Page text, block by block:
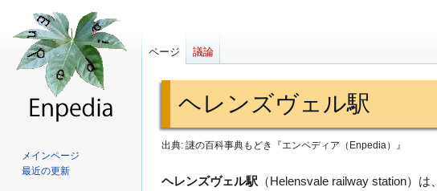
ヘレンズヴェル駅
出典: 謎の百科事典もどき『エンペディア（Enpedia）』
ナ
検
ヘレンズヴェル駅 （Helensvale railway station）は、
ページ 議論
メインページ
最近の更新